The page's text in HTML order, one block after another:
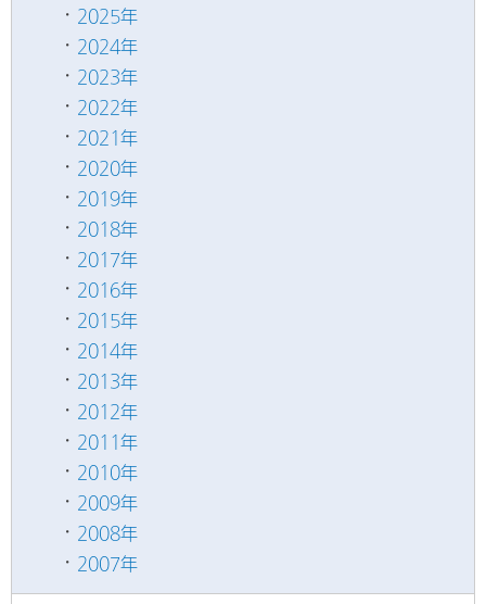
2025年
2024年
2023年
2022年
2021年
2020年
2019年
2018年
2017年
2016年
2015年
2014年
2013年
2012年
2011年
2010年
2009年
2008年
2007年